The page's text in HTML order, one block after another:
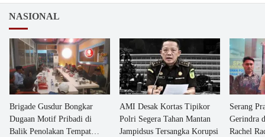
NASIONAL
Brigade Gusdur Bongkar
Dugaan Motif Pribadi di
Balik Penolakan Tempat
AMI Desak Kortas Tipikor
Polri Segera Tahan Mantan
Jampidsus Tersangka Korupsi
Serang
Gerindra
Rachel